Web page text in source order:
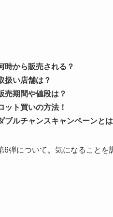
時から販売される？
扱い店舗は？
売期間や値段は？
ット買いの方法！
ブルチャンスキャンペーンとは
6弾について。気になることを